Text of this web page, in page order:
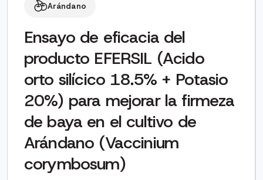
Arándano
Ensayo de eficacia del
producto EFERSIL (Acido
orto silícico 18.5% + Potasio
20%) para mejorar la firmeza
de baya en el cultivo de
Arándano (Vaccinium
corymbosum)
Ensayo de efectividad del
producto BOMBER 150 OD
para el control de Cochinilla
harinosa (Planococcus spp.)
en el cultivo de vid.
Una de las principales problemáticas en el cultivo de
vid es la presencia de la cochinilla harinosa o chanchito
blanco, plaga que debilita las plantas al alimentarse de
la savia de hojas, brotes y frutos. Además, produce
melaza que favorece la aparición de fumagina,